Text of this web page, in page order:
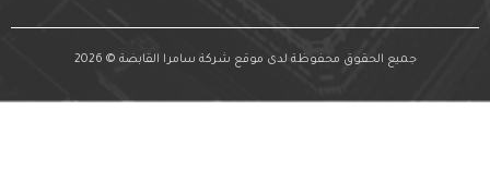
جميع الحقوق محفوظة لدى موقع شركة سامرا القابضة © 2026